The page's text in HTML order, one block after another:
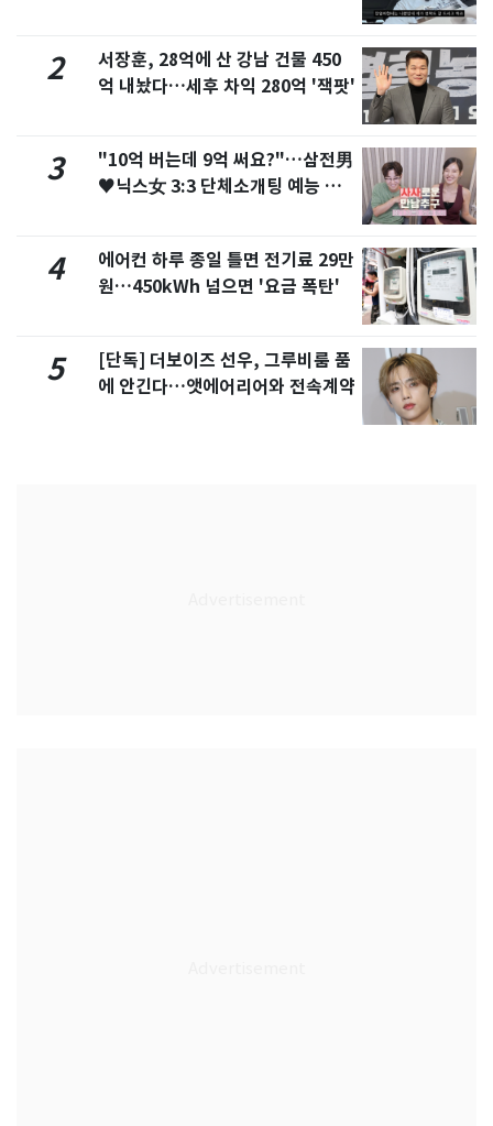
2
서장훈, 28억에 산 강남 건물 450
억 내놨다…세후 차익 280억 '잭팟'
3
"10억 버는데 9억 써요?"…삼전男
♥닉스女 3:3 단체소개팅 예능 화
4
에어컨 하루 종일 틀면 전기료 29만
원…450kWh 넘으면 '요금 폭탄'
5
[단독] 더보이즈 선우, 그루비룸 품
에 안긴다…앳에어리어와 전속계약